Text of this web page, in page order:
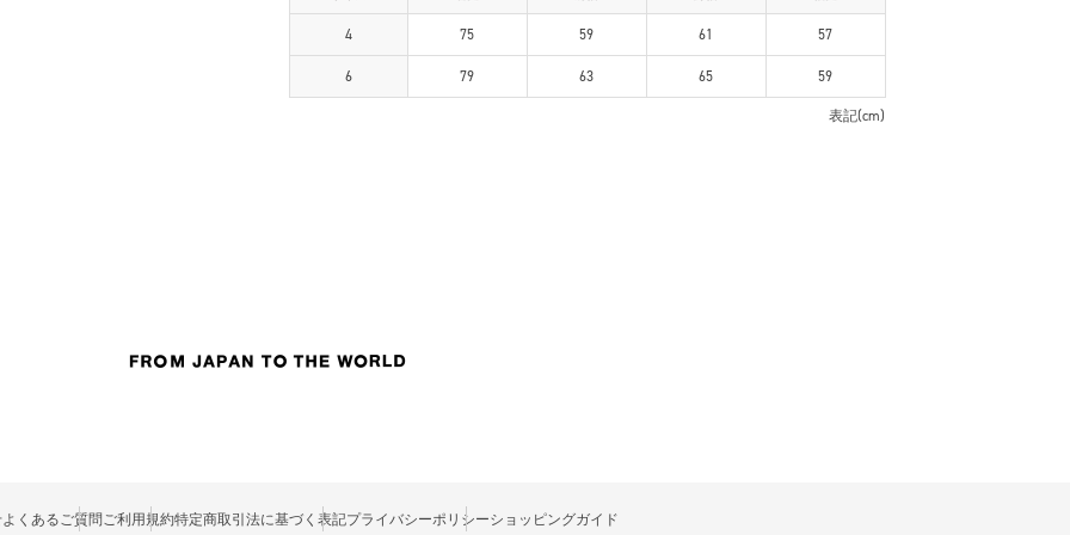
4 75 59 61 57
6 79 63 65 59
表記(cm)
よくあるご質問ご利用規約特定商取引法に基づく表記プライバシーポリシーショッピングガイド